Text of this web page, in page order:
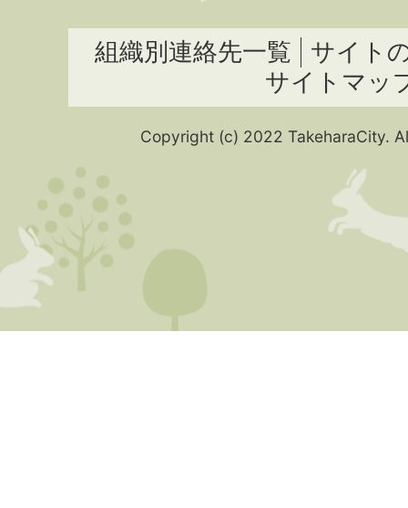
組織別連絡先一覧
サイト
サイトマッ
Copyright (c) 2022 TakeharaCity.